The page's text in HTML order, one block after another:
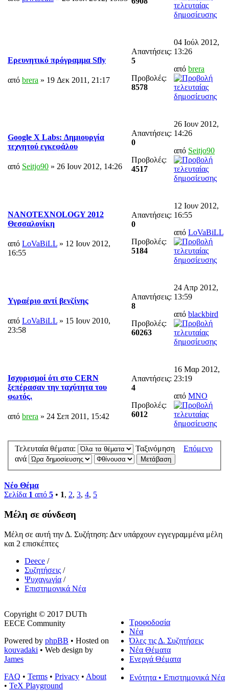
Ερευνητικό πρόγραμμα Sfly
από brera » 19 Δεκ 2011, 21:17
Απαντήσεις:
5
Προβολές:
8578
04 Ιούλ 2012,
13:26
από brera
Google X Labs: Δημιουργία
τεχνητού εγκεφάλου
από Seitjo90 » 26 Ιουν 2012, 14:26
Απαντήσεις:
0
Προβολές:
4517
26 Ιουν 2012,
14:26
από Seitjo90
ΝΑΝΟΤΕΧNOLOGY 2012
Θεσσαλονίκη
από LoVaBiLL » 12 Ιουν 2012,
16:55
Απαντήσεις:
0
Προβολές:
5184
12 Ιουν 2012,
16:55
από LoVaBiLL
Υγραέριο αντί βενζίνης
από LoVaBiLL » 15 Ιουν 2010,
23:58
Απαντήσεις:
8
Προβολές:
60263
24 Απρ 2012,
13:59
από blackbird
Ισχυρισμοί ότι στο CERN
ξεπέρασαν την ταχύτητα του
φωτός.
από brera » 24 Σεπ 2011, 15:42
Απαντήσεις:
4
Προβολές:
6012
16 Μαρ 2012,
23:19
από MNO
Επόμενο
Τελευταία θέματα:
Ταξινόμηση
ανά
Νέο Θέμα
Σελίδα 1 από 5 • 1, 2, 3, 4, 5
Μέλη σε σύνδεση
Μέλη σε αυτή την Δ. Συζήτηση: Δεν υπάρχουν εγγεγραμμένα μέλη
και 2 επισκέπτες
Deece /
Συζητήσεις /
Ψυχαγωγία /
Επιστημονικά Νέα
Τροφοδοσία
Νέα
Όλες τις Δ. Συζητήσεις
Νέα Θέματα
Ενεργά Θέματα
Ενότητα • Επιστημονικά Νέα
Copyright © 2017 DUTh
EECE Community
Powered by phpBB • Hosted on
kouvadaki • Web design by
James
FAQ • Terms • Privacy • About
• TeX Playground